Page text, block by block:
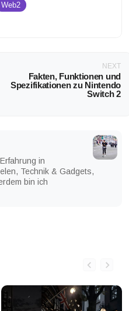
Web2
NEXT
Fakten, Funktionen und
Spezifikationen zu Nintendo
Switch 2
in
Technik & Gadgets,
bin ich